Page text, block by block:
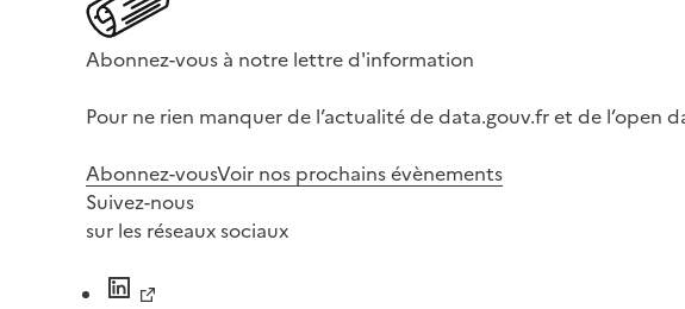
Abonnez-vous à notre lettre d'information
Pour ne rien manquer de l’actualité de data.gouv.fr et de
Abonnez-vousVoir nos prochains évènements
Suivez-nous
sur les réseaux sociaux